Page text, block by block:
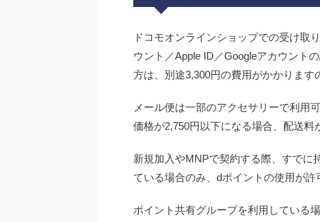
ドコモオンラインショップでの受け取
ウント／Apple ID／Googleアカウント
方は、別途3,300円の費用がかかります
メール便は一部のアクセサリーで利用
価格が2,750円以下になる場合、配送料
新規加入やMNPで契約する際、すでに
ている場合のみ、dポイントの使用が許
ポイント共有グループを利用している